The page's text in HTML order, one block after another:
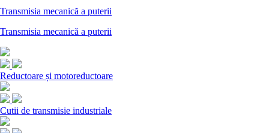
Transmisia mecanică a puterii
Transmisia mecanică a puterii
Reductoare și motoreductoare
Cutii de transmisie industriale